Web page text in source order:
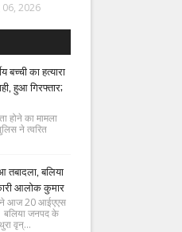
06, 2026
बच्ची का हत्यारा
हुआ गिरफ्तार;
होने का मामला
ने त्वरित
बलिया
आलोक कुमार
आज 20 आईएएस
बलिया जनपद के
वृन्...